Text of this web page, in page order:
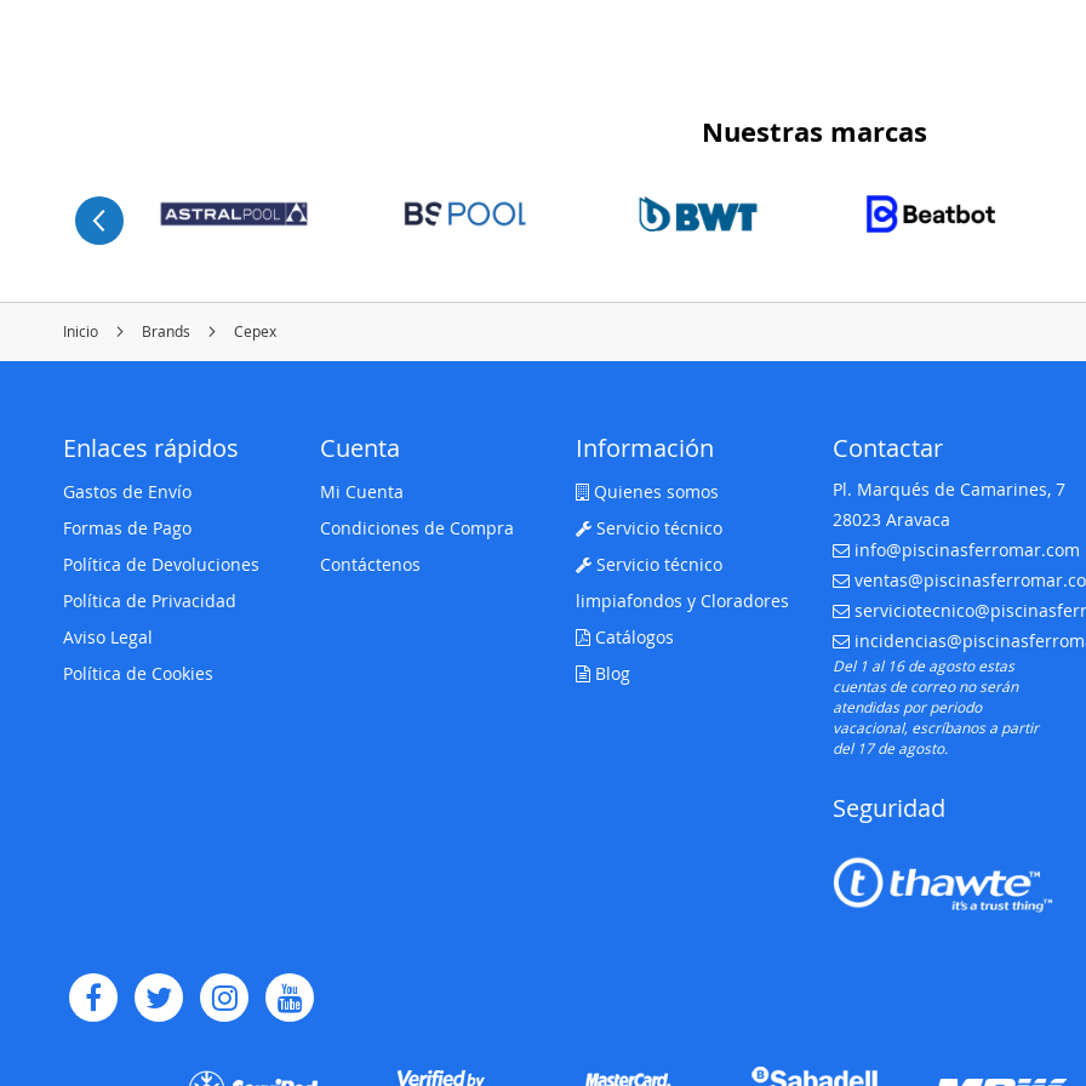
Nuestras marcas
Inicio Brands Cepex
Enlaces rápidos
Gastos de Envío
Formas de Pago
Política de Devoluciones
Política de Privacidad
Aviso Legal
Política de Cookies
Cuenta
Mi Cuenta
Condiciones de Compra
Contáctenos
Información
Quienes somos
Servicio técnico
Servicio técnico
limpiafondos y Cloradores
Catálogos
Blog
Contactar
Pl. Marqués de Camarines, 7
28023 Aravaca
E-mail:
info@piscinasferromar.com
E-mail:
E-mail:
E-mail:
Del 1 al 16 de agosto estas
cuentas de correo no serán
atendidas por periodo
vacacional, escríbanos a partir
del 17 de agosto.
Seguridad